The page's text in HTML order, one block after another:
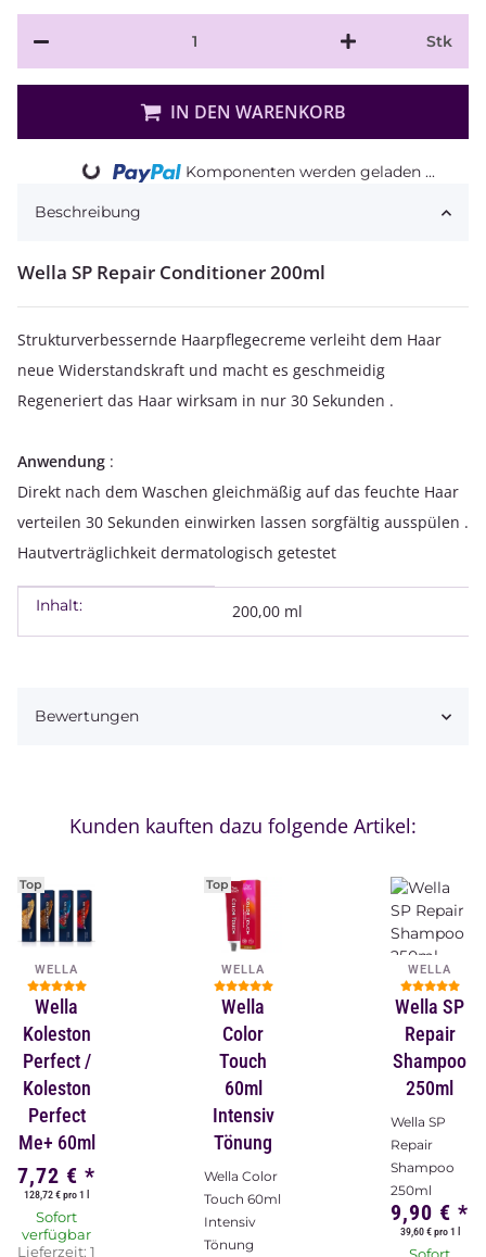
Stk
IN DEN WARENKORB
Loading... Komponenten werden geladen ...
Beschreibung
Wella SP Repair Conditioner 200ml
Strukturverbessernde Haarpflegecreme verleiht dem Haar
neue Widerstandskraft und macht es geschmeidig
Regeneriert das Haar wirksam in nur 30 Sekunden .
Anwendung :
Direkt nach dem Waschen gleichmäßig auf das feuchte Haar
verteilen 30 Sekunden einwirken lassen sorgfältig ausspülen .
Hautverträglichkeit dermatologisch getestet
Produkteigenschaft
Wert
Inhalt: 200,00 ml
Bewertungen
Kunden kauften dazu folgende Artikel:
Top
WELLA
Wella
Koleston
Perfect /
Koleston
Perfect
Me+ 60ml
7,72 € *
128,72 € pro 1 l
Sofort
verfügbar
Lieferzeit: 1
Top
WELLA
Wella
Color
Touch
60ml
Intensiv
Tönung
Wella Color
Touch 60ml
Intensiv
Tönung
WELLA
Wella SP
Repair
Shampoo
250ml
Wella SP
Repair
Shampoo
250ml
9,90 € *
39,60 € pro 1 l